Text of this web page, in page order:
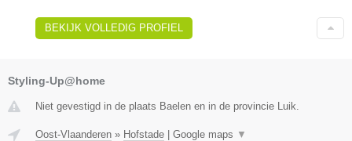
BEKIJK VOLLEDIG PROFIEL
Styling-Up@home
Niet gevestigd in de plaats Baelen en in de provincie Luik.
Oost-Vlaanderen » Hofstade | Google maps ▼